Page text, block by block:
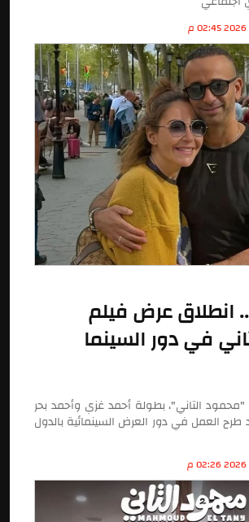
انطلاق عرض فيلم
في دور السينما
التاني"، بطولة أحمد غزي وأحمد بحر
العمل في دور العرض السينمائية بالدول